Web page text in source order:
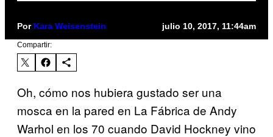
Por Kara Weisenstein julio 10, 2017, 11:44am
Compartir:
Oh, cómo nos hubiera gustado ser una
mosca en la pared en La Fábrica de Andy
Warhol en los 70 cuando David Hockney vino